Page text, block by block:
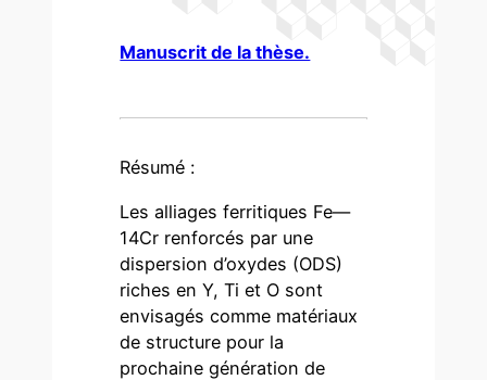
Manuscrit de la thèse.
Résumé :
Les alliages ferritiques Fe—
14Cr renforcés par une
dispersion d’oxydes (ODS)
riches en Y, Ti et O sont
envisagés comme matériaux
de structure pour la
prochaine génération de